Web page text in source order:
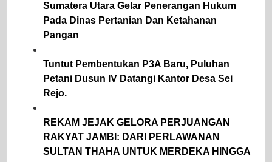
Sumatera Utara Gelar Penerangan Hukum
Pada Dinas Pertanian Dan Ketahanan
Pangan
Tuntut Pembentukan P3A Baru, Puluhan
Petani Dusun IV Datangi Kantor Desa Sei
Rejo.
REKAM JEJAK GELORA PERJUANGAN
RAKYAT JAMBI: DARI PERLAWANAN
SULTAN THAHA UNTUK MERDEKA HINGGA